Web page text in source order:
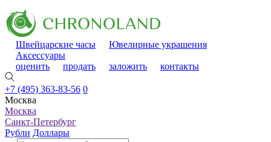
Швейцарские часы
Ювелирные украшения
Аксессуары
оценить
продать заложить контакты
+7 (495) 363-83-56 0
Москва
Москва
Санкт-Петербург
Рубли Доллары